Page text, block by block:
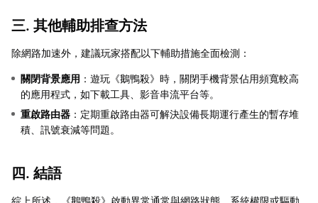
三. 其他輔助排查方法
除網路加速外，建議玩家搭配以下輔助措施全面檢測：
關閉背景應用 ：遊玩《鵝鴨殺》時，關閉手機背景佔用頻寬較高
的應用程式，如下載工具、影音串流平台等。
重啟路由器 ：定期重啟路由器可解決設備長期運行產生的暫存堆
積、訊號衰減等問題。
四. 結語
綜上所述，《鵝鴨殺》啟動異常通常與網路狀態、系統權限或驅動